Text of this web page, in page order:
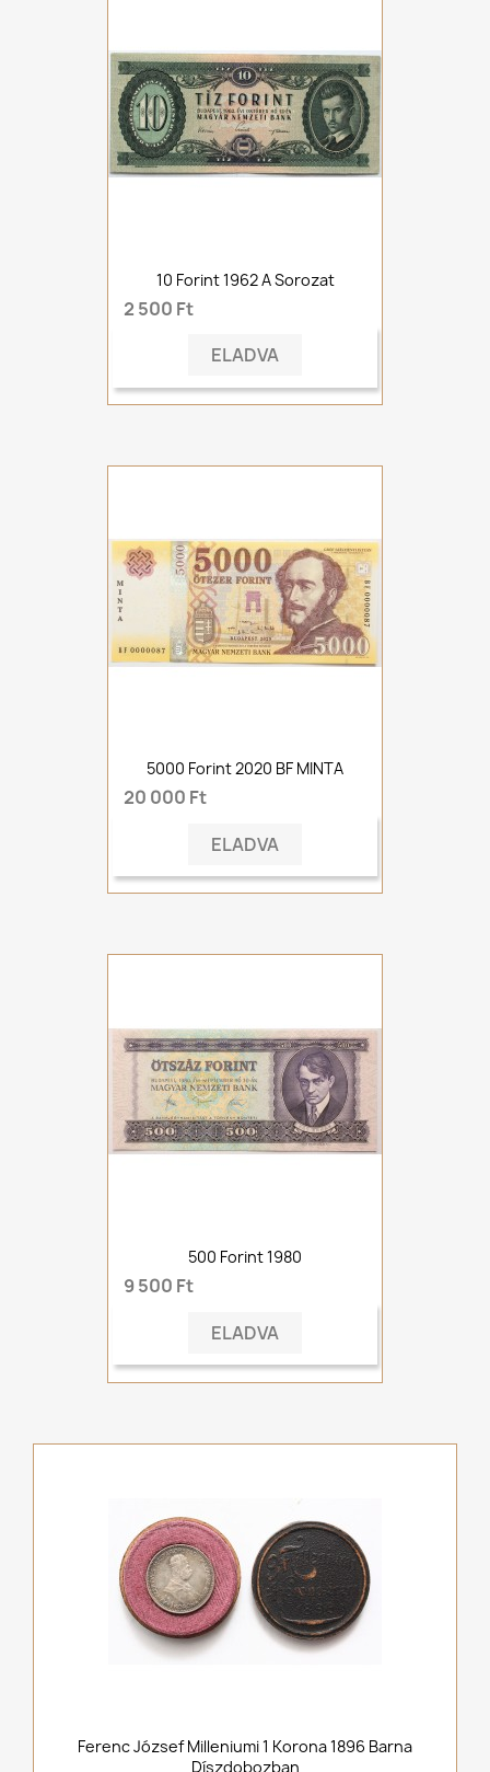
10 Forint 1962 A Sorozat
2 500 Ft
ELADVA
5000 Forint 2020 BF MINTA
20 000 Ft
ELADVA
500 Forint 1980
9 500 Ft
ELADVA
Ferenc József Milleniumi 1 Korona 1896 Barna
Díszdobozban